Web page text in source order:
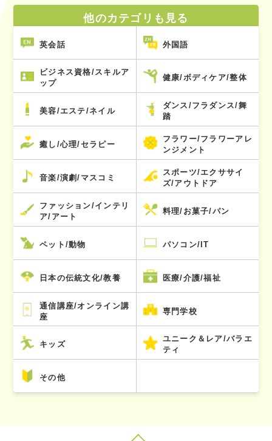
他のカテゴリも見る
英会話 外国語
ビジネス資格/スキルア
ップ
健康/ボディケア/整体
美容/エステ/ネイル
ダンス/フラダンス/舞
踏
癒し/心理/セラピー
フラワー/フラワーアレ
ンジメント
音楽/演劇/マスコミ
スポーツ/エクササイ
ズ/アウトドア
ファッション/インテリ
ア/アート
料理/お菓子/パン
ペット/動物 パソコン/IT
日本の伝統文化/教養 医療/介護/福祉
通信講座/オンライン講
座
専門学校
キッズ
ユニーク＆レア/バラエ
ティ
その他